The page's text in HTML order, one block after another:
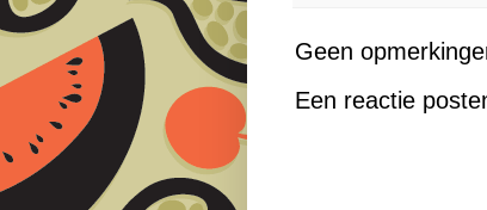
Geen
Een reactie